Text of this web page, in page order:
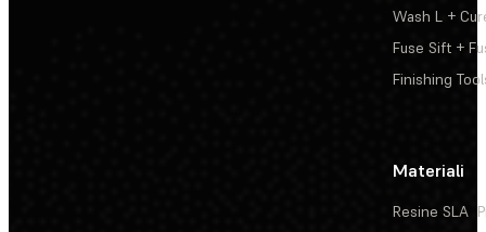
Wash L +
Fuse Sift +
Finishing
Materiali
Resine SLA